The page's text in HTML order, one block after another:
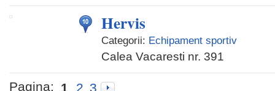
Hervis
Categorii: Echipament sportiv
Calea Vacaresti nr. 391
Pagina: 1 2 3